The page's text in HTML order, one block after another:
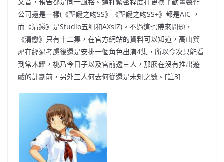
公司還是一樣(《聖誕之吻SS》《聖誕之吻SS+》都是AIC ，
而《清戀》是Studio五組和AXsiZ)。不過這也帶來問題，
《清戀》只有十二集，在官方網站的資料可以知道，高山箕
犀在經過考慮後還是安排一個角色出演4集，所以今次只能看
到常木耀，桃乃今日子以及宮前透三人，那麼在沒有推出遊
戲的計劃前，另外三人何去何從還是未知之數。[註3]